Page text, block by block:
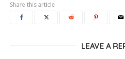
Share this article
LEAVE A